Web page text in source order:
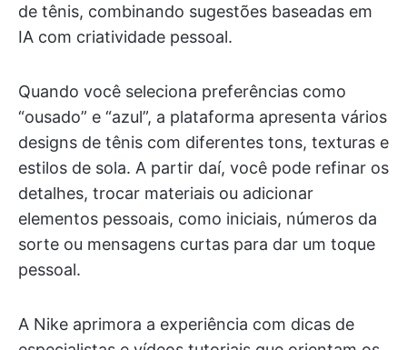
de tênis, combinando sugestões baseadas em
IA com criatividade pessoal.
Quando você seleciona preferências como
“ousado” e “azul”, a plataforma apresenta vários
designs de tênis com diferentes tons, texturas e
estilos de sola. A partir daí, você pode refinar os
detalhes, trocar materiais ou adicionar
elementos pessoais, como iniciais, números da
sorte ou mensagens curtas para dar um toque
pessoal.
A Nike aprimora a experiência com dicas de